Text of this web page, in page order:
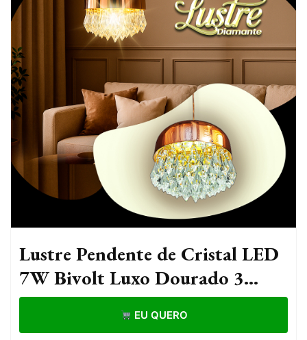
Lustre Pendente de Cristal LED
7W Bivolt Luxo Dourado 3
Tons de Luz Ajustável 2m 12cm
EU QUERO